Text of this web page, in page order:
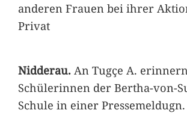
anderen Frauen bei ihrer
Privat
Nidderau.An Tugçe A. erinnern
Schülerinnen der Bertha-von-
Schule in einer